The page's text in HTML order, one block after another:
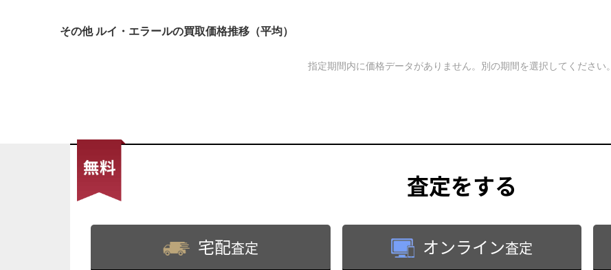
その他 ルイ・エラールの買取価格推移（平均）
指定期間内に価格データがありません。別の期間を選択してください。
査定をする
宅配査定 オンライン査定